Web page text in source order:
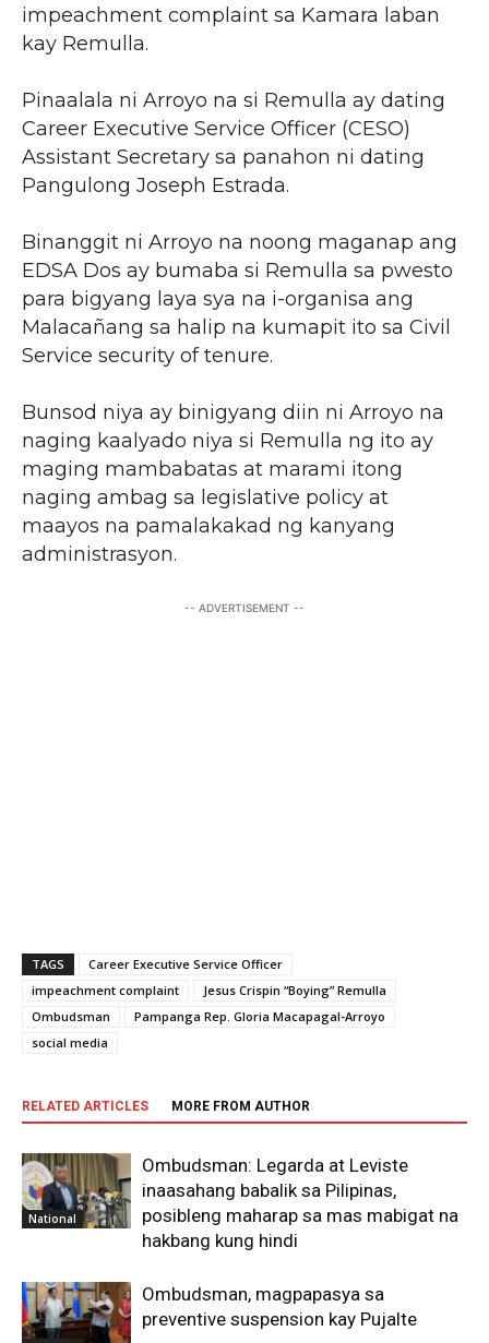
impeachment complaint sa Kamara laban
kay Remulla.
Pinaalala ni Arroyo na si Remulla ay dating
Career Executive Service Officer (CESO)
Assistant Secretary sa panahon ni dating
Pangulong Joseph Estrada.
Binanggit ni Arroyo na noong maganap ang
EDSA Dos ay bumaba si Remulla sa pwesto
para bigyang laya sya na i-organisa ang
Malacañang sa halip na kumapit ito sa Civil
Service security of tenure.
Bunsod niya ay binigyang diin ni Arroyo na
naging kaalyado niya si Remulla ng ito ay
maging mambabatas at marami itong
naging ambag sa legislative policy at
maayos na pamalakakad ng kanyang
administrasyon.
-- ADVERTISEMENT --
TAGS
Career Executive Service Officer
impeachment complaint
Jesus Crispin “Boying” Remulla
Ombudsman
Pampanga Rep. Gloria Macapagal-Arroyo
social media
RELATED ARTICLES MORE FROM AUTHOR
National
Ombudsman: Legarda at Leviste
inaasahang babalik sa Pilipinas,
posibleng maharap sa mas mabigat na
hakbang kung hindi
Ombudsman, magpapasya sa
preventive suspension kay Pujalte